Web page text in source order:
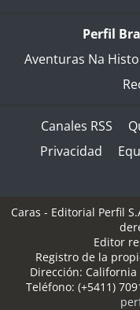
Perfil
Aventuras Na
Canales RSS
Privacidad
Caras - Editorial Perfil
Editor
Registro de la
Dirección: California
Teléfono: (+5411)